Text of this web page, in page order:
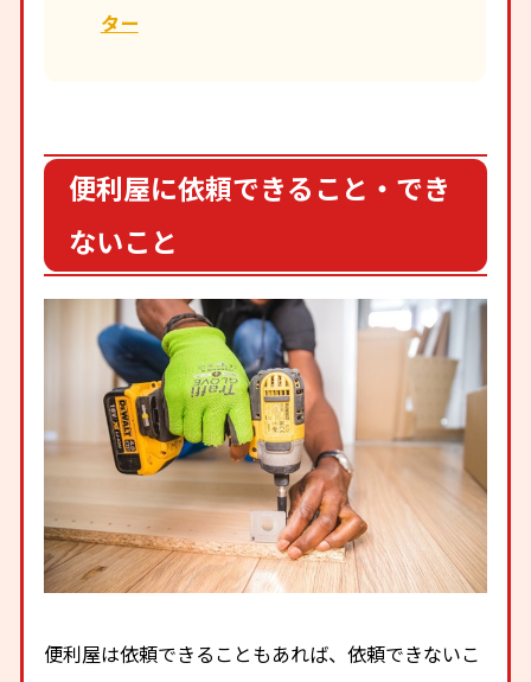
ター
便利屋に依頼できること・でき
ないこと
便利屋は依頼できることもあれば、依頼できないこ